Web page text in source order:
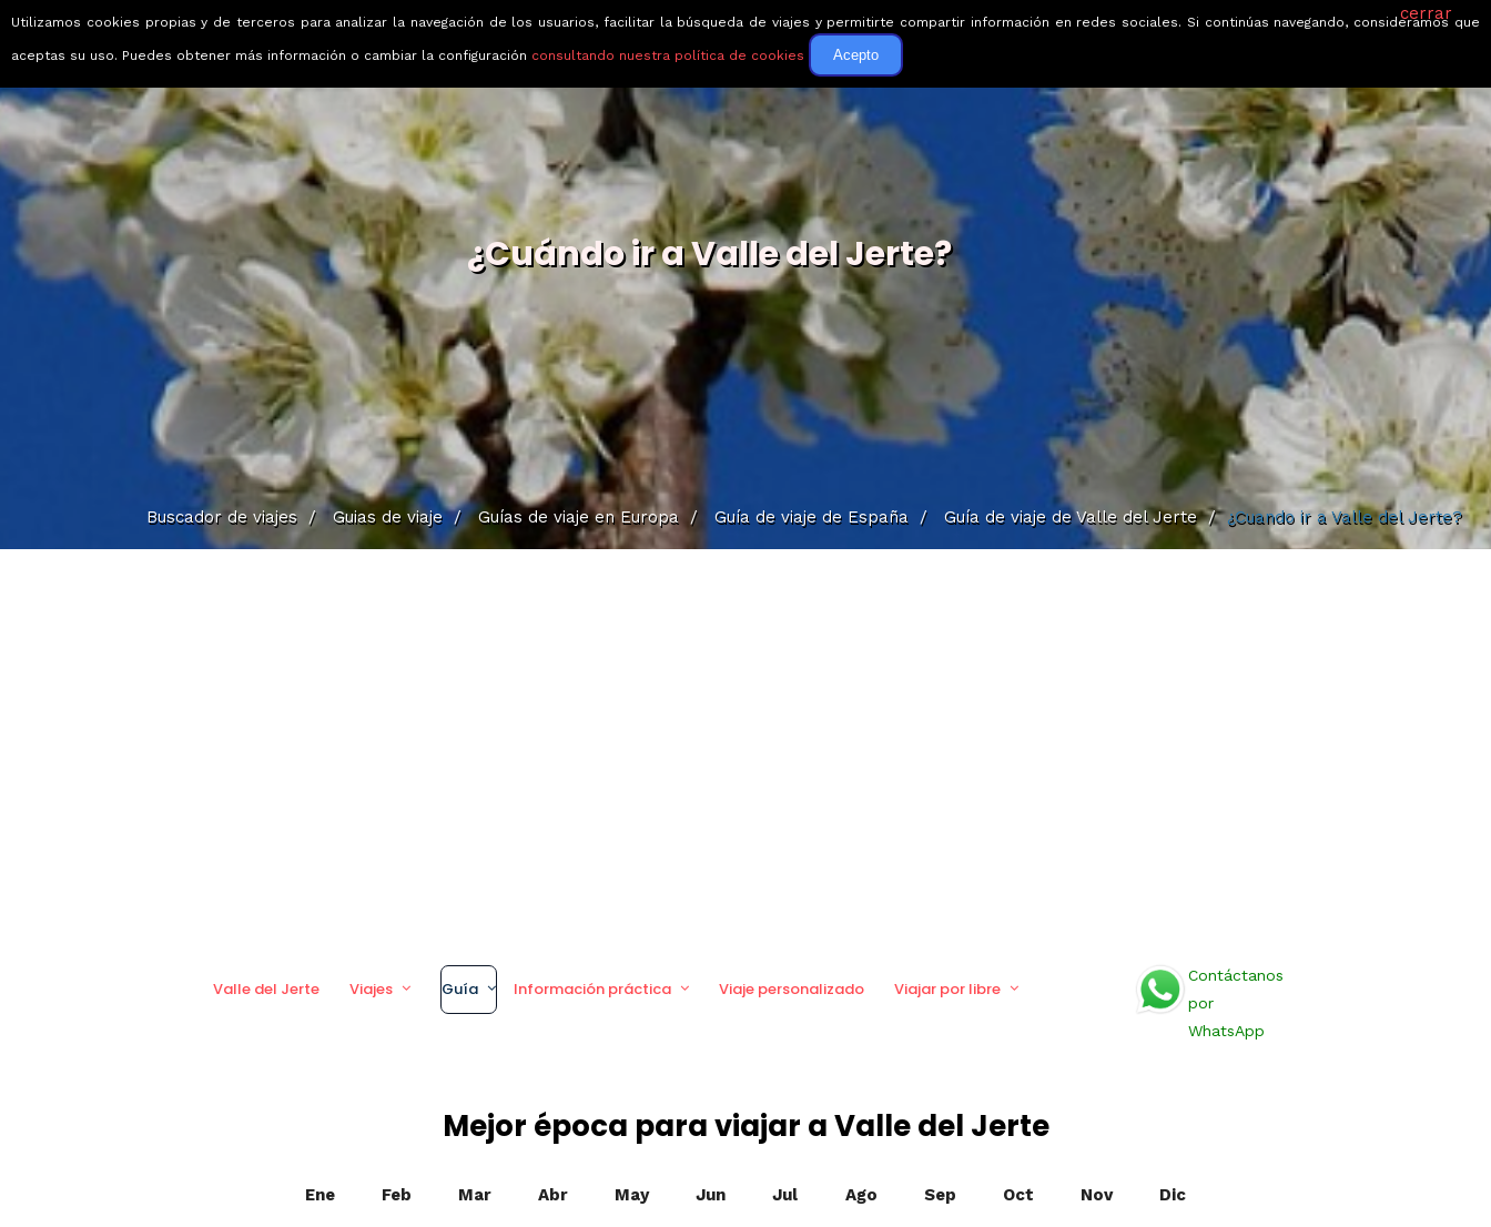
Viajes que emocionan
Circuitos
¿Cuándo ir a Valle del Jerte?
Buscador de viajes / Guias de viaje / Guías de viaje en Europa / Guía de viaje de España / Guía de viaje de Valle del Jerte / ¿Cuando ir a Valle del Jerte?
Valle del Jerte Viajes Guía Información práctica Viaje personalizado Viajar por libre
Contáctanos
por
WhatsApp
Mejor época para viajar a Valle del Jerte
Ene Feb Mar Abr May Jun Jul Ago Sep Oct Nov Dic
cerrar
Utilizamos cookies propias y de terceros para analizar la navegación de los usuarios, facilitar la búsqueda de viajes y permitirte compartir información en redes sociales. Si continúas navegando, consideramos que
aceptas su uso. Puedes obtener más información o cambiar la configuración consultando nuestra política de cookies Acepto